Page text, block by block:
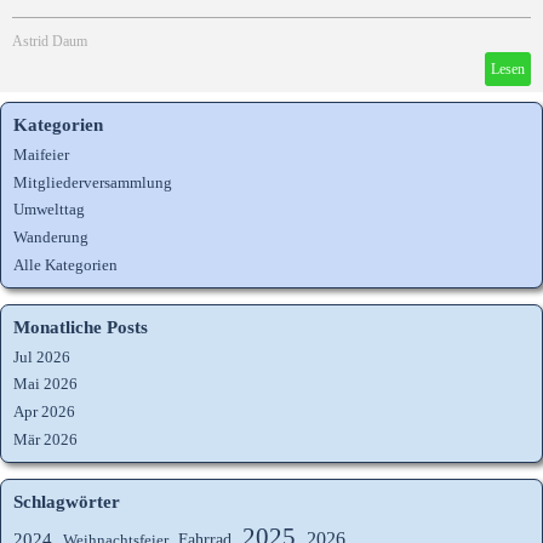
Astrid Daum
Lesen
Kategorien
Maifeier
Mitgliederversammlung
Umwelttag
Wanderung
Alle Kategorien
Monatliche Posts
Jul 2026
Mai 2026
Apr 2026
Mär 2026
Schlagwörter
2024
Fahrrad 2025 2026